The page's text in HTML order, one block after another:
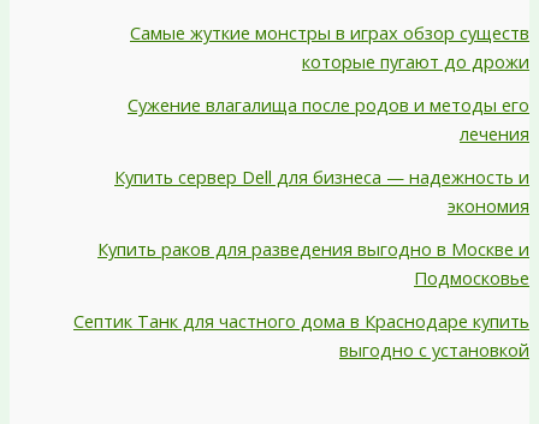
Самые жуткие монстры в играх обзор существ
которые пугают до дрожи
Сужение влагалища после родов и методы его
лечения
Купить сервер Dell для бизнеса — надежность и
экономия
Купить раков для разведения выгодно в Москве и
Подмосковье
Септик Танк для частного дома в Краснодаре купить
выгодно с установкой